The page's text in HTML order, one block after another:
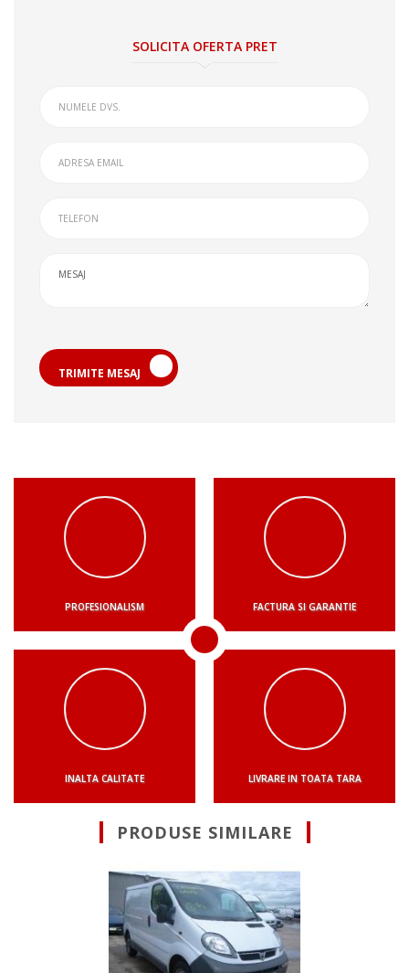
SOLICITA OFERTA PRET
TRIMITE MESAJ
PROFESIONALISM FACTURA SI GARANTIE
INALTA CALITATE LIVRARE IN TOATA TARA
PRODUSE SIMILARE
Suna pentru
Vindem far dreapta de
Vivaro 1900cdt